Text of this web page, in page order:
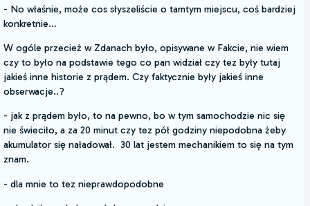
- No właśnie, może cos słyszeliście o tamtym miejscu, coś bardziej
konkretnie…
W ogóle przecież w Zdanach było, opisywane w Fakcie, nie wiem
czy to było na podstawie tego co pan widział czy tez były tutaj
jakieś inne historie z prądem. Czy faktycznie były jakieś inne
obserwacje..?
- jak z prądem było, to na pewno, bo w tym samochodzie nic się
nie świeciło, a za 20 minut czy tez pół godziny niepodobna żeby
akumulator się naładował. 30 lat jestem mechanikiem to się na tym
znam.
- dla mnie to tez nieprawdopodobne